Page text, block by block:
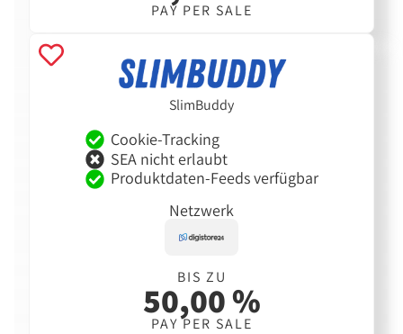
PAY PER SALE
SlimBuddy
Cookie-Tracking
SEA nicht erlaubt
Produktdaten-Feeds verfügbar
Netzwerk
BIS ZU
50,00 %
PAY PER SALE